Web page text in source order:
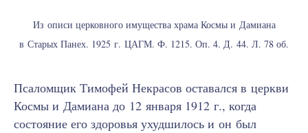
Из описи церковного имущества храма Космы и Дамиана
в Старых Панех. 1925 г. ЦАГМ. Ф. 1215. Оп. 4. Д. 44. Л. 78 об.
Псаломщик Тимофей Некрасов оставался в церкви
Космы и Дамиана до 12 января 1912 г., когда
состояние его здоровья ухудшилось и он был